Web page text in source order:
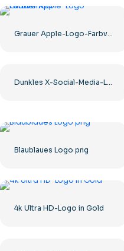
Grauer Apple-Logo-Farbverlauf
Dunkles X-Social-Media-Logo 2025: Kostenloser PNG-Download
Blaublaues Logo png
4k Ultra HD-Logo in Gold